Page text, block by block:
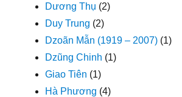
Dương Thụ (2)
Duy Trung (2)
Dzoãn Mẫn (1919 – 2007) (1)
Dzũng Chinh (1)
Giao Tiên (1)
Hà Phương (4)